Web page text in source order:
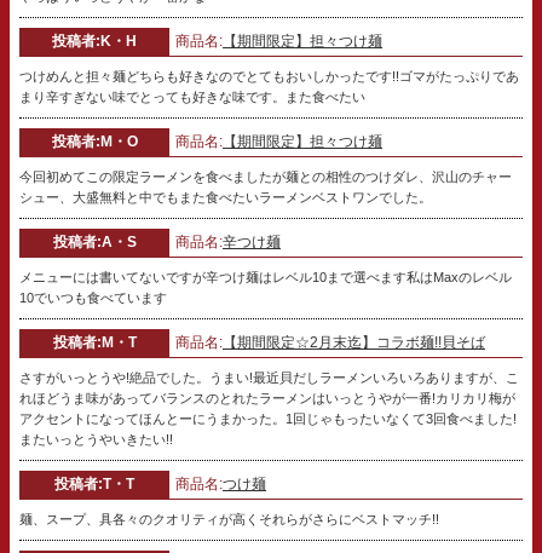
投稿者:K・H 商品名: 【期間限定】担々つけ麺
つけめんと担々麺どちらも好きなのでとてもおいしかったです!!ゴマがたっぷりであ
まり辛すぎない味でとっても好きな味です。また食べたい
投稿者:M・O 商品名: 【期間限定】担々つけ麺
今回初めてこの限定ラーメンを食べましたが麺との相性のつけダレ、沢山のチャー
シュー、大盛無料と中でもまた食べたいラーメンベストワンでした。
投稿者:A・S 商品名:辛つけ麺
メニューには書いてないですが辛つけ麺はレベル10まで選べます私はMaxのレベル
10でいつも食べています
投稿者:M・T 商品名: 【期間限定☆2月末迄】コラボ麺!!貝そば
さすがいっとうや!絶品でした。うまい!最近貝だしラーメンいろいろありますが、こ
れほどうま味があってバランスのとれたラーメンはいっとうやが一番!カリカリ梅が
アクセントになってほんとーにうまかった。1回じゃもったいなくて3回食べました!
またいっとうやいきたい!!
投稿者:T・T 商品名:つけ麺
麺、スープ、具各々のクオリティが高くそれらがさらにベストマッチ!!